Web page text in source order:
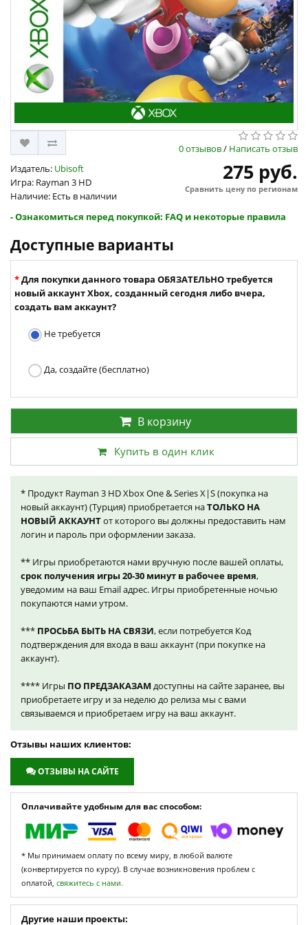
0 отзывов/ Написать отзыв
Издатель: Ubisoft
Игра: Rayman 3 HD
Наличие: Есть в наличии
275 руб.
Сравнить цену по регионам
- Ознакомиться перед покупкой: FAQ и некоторые правила
Доступные варианты
Для покупки данного товара ОБЯЗАТЕЛЬНО требуется
новый аккаунт Xbox, созданный сегодня либо вчера,
создать вам аккаунт?
Не требуется
Да, создайте (бесплатно)
В корзину
Купить в один клик
* Продукт Rayman 3 HD Xbox One & Series X|S (покупка на
новый аккаунт) (Турция) приобретается наТОЛЬКО НА
НОВЫЙ АККАУНТот которого вы должны предоставить нам
логин и пароль при оформлении заказа.
** Игры приобретаются нами вручную после вашей оплаты,
срок получения игры 20-30 минут в рабочее время,
уведомим на ваш Email адрес. Игры приобретенные ночью
покупаются нами утром.
*** ПРОСЬБА БЫТЬ НА СВЯЗИ, если потребуется Код
подтверждения для входа в ваш аккаунт (при покупке на
аккаунт).
**** Игры ПО ПРЕДЗАКАЗАМ доступны на сайте заранее, вы
приобретаете игру и за неделю до релиза мы с вами
связываемся и приобретаем игру на ваш аккаунт.
Отзывы наших клиентов:
ОТЗЫВЫ НА САЙТЕ
Оплачивайте удобным для вас способом:
* Мы принимаем оплату по всему миру, в любой валюте
(конвертируется по курсу). В случае возникновения проблем с
оплатой, свяжитесь с нами.
Другие наши проекты: